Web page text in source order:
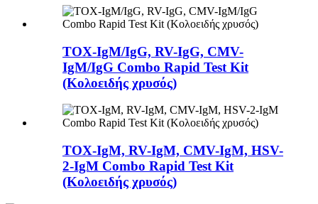
TOX-IgM/IgG, RV-IgG, CMV-
IgM/IgG Combo Rapid Test Kit
(Κολοειδής χρυσός)
TOX-IgM, RV-IgM, CMV-IgM, HSV-
2-IgM Combo Rapid Test Kit
(Κολοειδής χρυσός)